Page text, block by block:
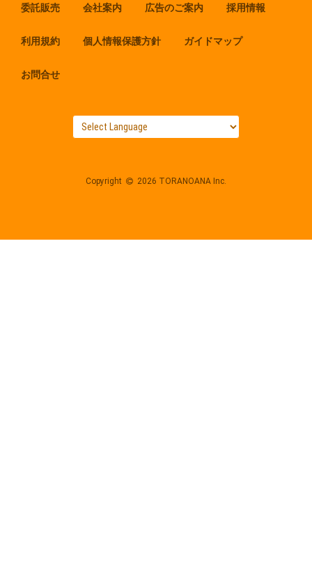
委託販売 会社案内 広告のご案内 採用情報
利用規約 個人情報保護方針 ガイドマップ
お問合せ
Copyright 2026 TORANOANA Inc.